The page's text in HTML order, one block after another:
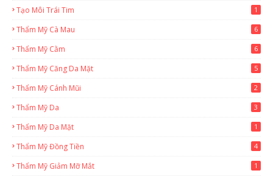
Tạo Môi Trái Tim 1
Thẩm Mỹ Cà Mau 6
Thẩm Mỹ Cằm 6
Thẩm Mỹ Căng Da Mặt 5
Thẩm Mỹ Cánh Mũi 2
Thẩm Mỹ Da 3
Thẩm Mỹ Da Mặt 1
Thẩm Mỹ Đồng Tiền 4
Thẩm Mỹ Giảm Mỡ Mắt 1